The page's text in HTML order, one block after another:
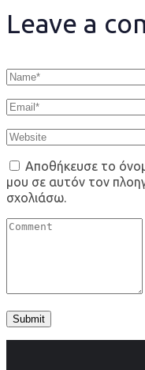
Leave a
Αποθήκευσε το
μου σε αυτόν τον
σχολιάσω.